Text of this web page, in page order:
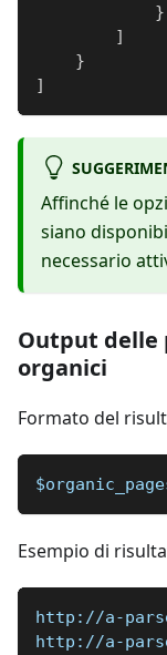
}
]
}
]
Affinché le
siano
necessario
Output delle
organici
Formato del
Esempio di
http://a-
http://a-